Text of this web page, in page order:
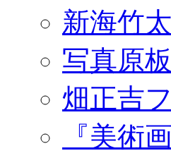
新海竹
写真原
畑正吉
『美術